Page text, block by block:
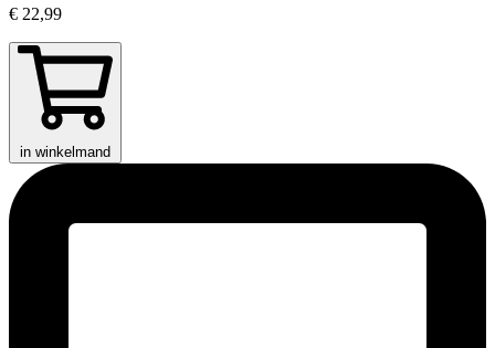
€ 22,99
in winkelmand